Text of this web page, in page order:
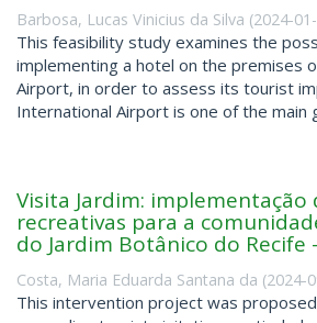
Barbosa, Lucas Vinicius da Silva (2024-
This feasibility study examines the
implementing a hotel on the premises
Airport, in order to assess its tourist
International Airport is one of the main
Visita Jardim: implementação
recreativas para a
do Jardim Botânico do Recife
Costa, Maria Eduarda Santana da (2024-
This intervention project was